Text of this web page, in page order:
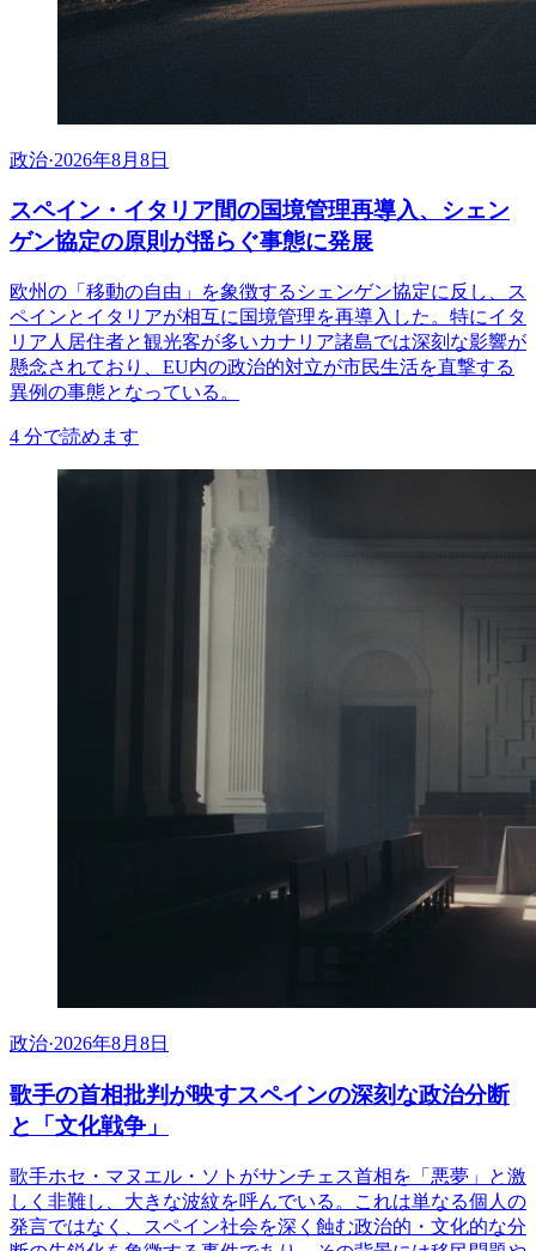
政治·2026年8月8日
スペイン・イタリア間の国境管理再導入、シェン
ゲン協定の原則が揺らぐ事態に発展
欧州の「移動の自由」を象徴するシェンゲン協定に反し、ス
ペインとイタリアが相互に国境管理を再導入した。特にイタ
リア人居住者と観光客が多いカナリア諸島では深刻な影響が
懸念されており、EU内の政治的対立が市民生活を直撃する
異例の事態となっている。
4 分で読めます
政治·2026年8月8日
歌手の首相批判が映すスペインの深刻な政治分断
と「文化戦争」
歌手ホセ・マヌエル・ソトがサンチェス首相を「悪夢」と激
しく非難し、大きな波紋を呼んでいる。これは単なる個人の
発言ではなく、スペイン社会を深く蝕む政治的・文化的な分